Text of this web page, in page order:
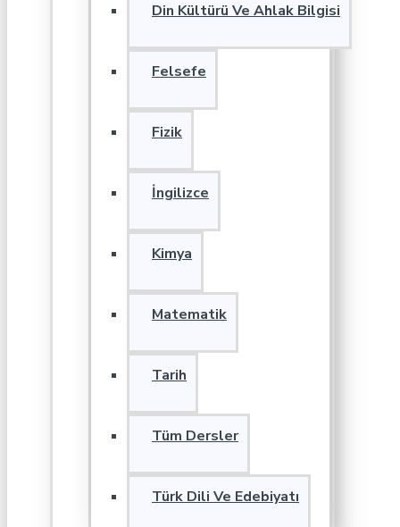
Din Kültürü Ve Ahlak Bilgisi
Felsefe
Fizik
İngilizce
Kimya
Matematik
Tarih
Tüm Dersler
Türk Dili Ve Edebiyatı